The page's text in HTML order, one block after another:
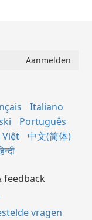
Italiano
Português
中文(简体)
feedback
vragen